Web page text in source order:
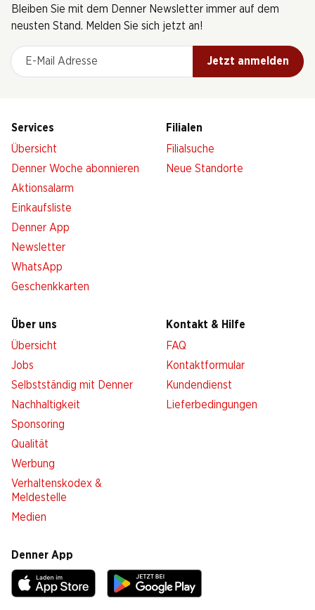
Bleiben Sie mit dem Denner Newsletter immer auf dem
neusten Stand. Melden Sie sich jetzt an!
E-Mail Adresse
Jetzt anmelden
Services
Übersicht
Denner Woche abonnieren
Aktionsalarm
Einkaufsliste
Denner App
Newsletter
WhatsApp
Geschenkkarten
Filialen
Filialsuche
Neue Standorte
Über uns
Übersicht
Jobs
Selbstständig mit Denner
Nachhaltigkeit
Sponsoring
Qualität
Werbung
Verhaltenskodex &
Meldestelle
Medien
Kontakt & Hilfe
FAQ
Kontaktformular
Kundendienst
Lieferbedingungen
Denner App